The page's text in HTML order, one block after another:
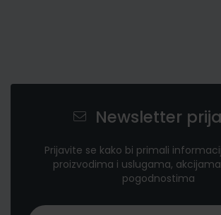
Newsletter
Prijavite se kako bi primali
proizvodima i uslugama,
pogodnostima